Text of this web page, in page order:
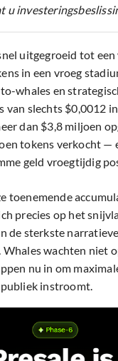
u
uitgegroeid tot een
in een vroeg
whales en
van slechts $0,0012
dan $3,8 miljoen
tokens verkocht —
geld vroegtijdig
toenemende
precies op het
de sterkste
wachten niet
nu in om
instroomt.